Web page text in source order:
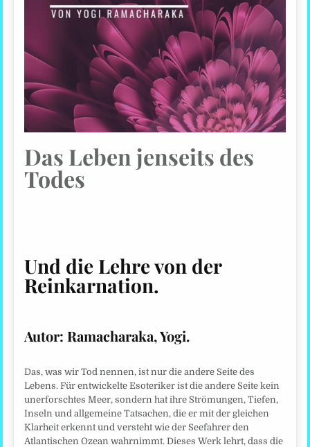
Das Leben jenseits des
Todes
Und die Lehre von der
Reinkarnation.
Autor: Ramacharaka, Yogi.
Das, was wir Tod nennen, ist nur die andere Seite des
Lebens. Für entwickelte Esoteriker ist die andere Seite kein
unerforschtes Meer, sondern hat ihre Strömungen, Tiefen,
Inseln und allgemeine Tatsachen, die er mit der gleichen
Klarheit erkennt und versteht wie der Seefahrer den
Atlantischen Ozean wahrnimmt. Dieses Werk lehrt, dass die